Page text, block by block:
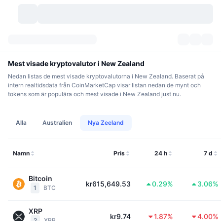
Rankningar
Historiska ögonblicksbilder
Tokenupplåsningar
Avkastning
Marknader
Antal kryptovalutor
Bitcoins kassor
DexScan
Trendar
Ny
Vinnare
Spot
Derivat
Decentraliserade börser
Feed
Ämnen
API
API
Produkter
Mest visade kryptovalutor i New Zealand
Nedan listas de mest visade kryptovalutorna i New Zealand. Baserat på
intern realtidsdata från CoinMarketCap visar listan nedan de mynt och
tokens som är populära och mest visade i New Zealand just nu.
Alla Australien Nya Zeeland
Namn Pris 24 h 7 d
Bitcoin
1 BTC kr615,649.53 0.29% 3.06%
XRP
kr9.74 1.87% 4.00%